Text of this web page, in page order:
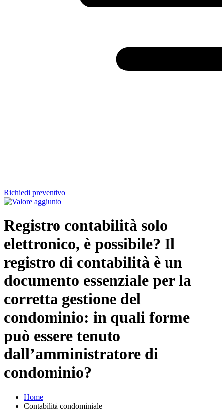
Richiedi preventivo
Registro contabilità solo
elettronico, è possibile? Il
registro di contabilità è un
documento essenziale per la
corretta gestione del
condominio: in quali forme
può essere tenuto
dall’amministratore di
condominio?
Home
Contabilità condominiale